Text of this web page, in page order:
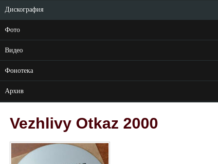
Дискография
Фото
Видео
Фонотека
Архив
Vezhlivy Otkaz 2000